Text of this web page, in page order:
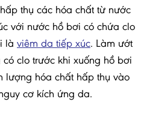
thụ các hóa chất từ nước
với nước hồ bơi có chứa clo
là viêm da tiếp xúc. Làm ướt
clo trước khi xuống hồ bơi
lượng hóa chất hấp thụ vào
cơ kích ứng da.